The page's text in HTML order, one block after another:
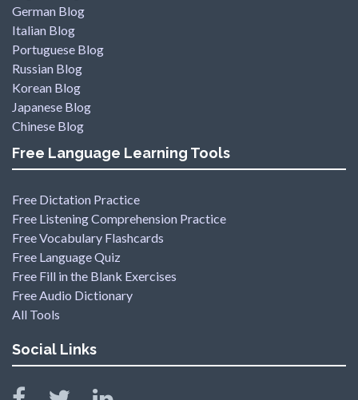
German Blog
Italian Blog
Portuguese Blog
Russian Blog
Korean Blog
Japanese Blog
Chinese Blog
Free Language Learning Tools
Free Dictation Practice
Free Listening Comprehension Practice
Free Vocabulary Flashcards
Free Language Quiz
Free Fill in the Blank Exercises
Free Audio Dictionary
All Tools
Social Links